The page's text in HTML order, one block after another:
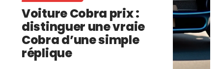
Voiture Cobra prix :
distinguer une vraie
Cobra d’une simple
réplique